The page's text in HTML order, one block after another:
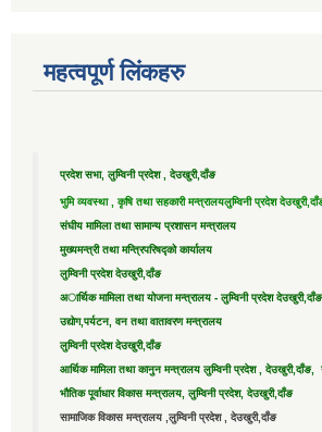
महत्वपूर्ण लिंकहरु
प्रदेश सभा, लुम्विनी प्रदेश , देउखुरी,दाँङ
भुमि व्यवस्था , कृषि तथा सहकारी मन्त्रालयलुम्विनी प्रदेश
संघीय मामिला तथा सामान्य प्रशासन मन्त्रालय
मुख्यमन्त्री तथा मन्त्रिपरिषद्को कार्यालय
लुम्विनी प्रदेश देउखुरी,दाँङ
अार्थिक मामिला तथा योजना मन्त्रालय - लुम्विनी प्रदेश देउखुरी,दाँङ
उद्याेग,पर्यटन, वन तथा वातावरण मन्त्रालय
लुम्विनी प्रदेश देउखुरी,दाँङ
आर्थिक मामिला तथा कानुन मन्त्रालय लुम्विनी प्रदेश , देउखुरी,दाँङ,
भौतिक पूर्वाधार विकास मन्त्रालय, लुम्विनी प्रदेश, देउखुरी,दाँङ
सामाजिक विकास मन्त्रालय ,लुम्विनी प्रदेश , देउखुरी,दाँङ